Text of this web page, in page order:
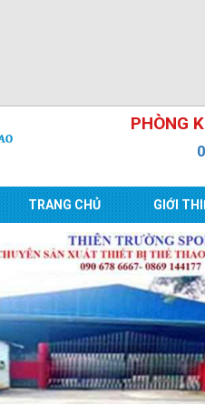
PHÒNG
TRANG CHỦ GIỚI